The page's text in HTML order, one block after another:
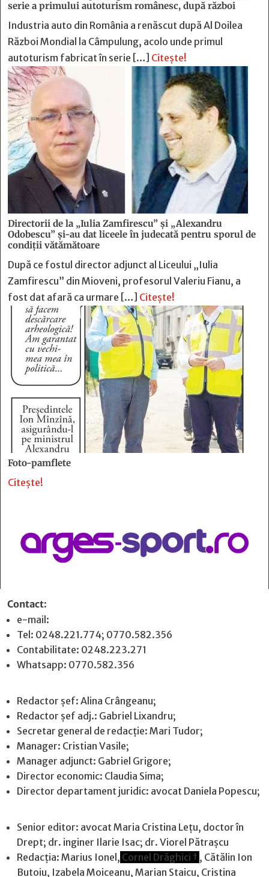
serie a primului autoturism românesc, după război
Industria auto din România a renăscut după Al Doilea
Război Mondial la Câmpulung, acolo unde primul
autoturism fabricat în serie […] Citește!
Directorii de la „Iulia Zamfirescu” și „Alexandru
Odobescu” și-au dat liceele în judecată pentru sporul de
condiții vătămătoare
După ce fostul director adjunct al Liceului „Iulia
Zamfirescu” din Mioveni, profesorul Valeriu Fianu, a
fost dat afară ca urmare […] Citește!
Foto-pamflete
Citește!
Contact:
e-mail:
Tel: 0248.221.774; 0770.582.356
Contabilitate: 0248.223.271
Whatsapp: 0770.582.356
Redactor șef: Alina Crângeanu;
Redactor șef adj.: Gabriel Lixandru;
Secretar general de redacție: Mari Tudor;
Manager: Cristian Vasile;
Manager adjunct: Gabriel Grigore;
Director economic: Claudia Sima;
Director departament juridic: avocat Daniela Popescu;
Senior editor: avocat Maria Cristina Leţu, doctor în
Drept; dr. inginer Ilarie Isac; dr. Viorel Pătrașcu
Redacţia: Marius Ionel, Cornel Drăghici † , Cătălin Ion
Butoiu, Izabela Moiceanu, Marian Staicu, Cristina